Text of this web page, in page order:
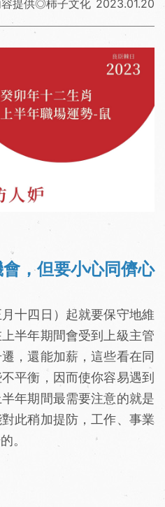
提供◎柿子文化 2023.01.20
，但要小心同儕心
十四日）起就要保守地維
半年期間會受到上級主管
，還能加薪，這些看在同
平衡，因而使你容易遇到
年期間最需要注意的就是
此稍加提防，工作、事業
。